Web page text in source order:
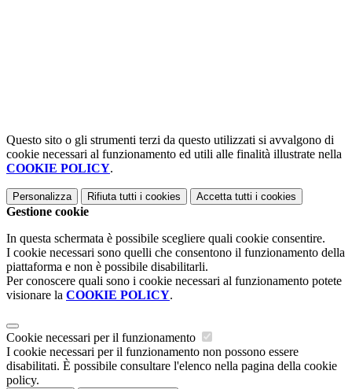
Questo sito o gli strumenti terzi da questo utilizzati si avvalgono di
cookie necessari al funzionamento ed utili alle finalità illustrate nella
COOKIE POLICY.
Personalizza Rifiuta tutti i cookies Accetta tutti i cookies
Gestione cookie
In questa schermata è possibile scegliere quali cookie consentire.
I cookie necessari sono quelli che consentono il funzionamento della
piattaforma e non è possibile disabilitarli.
Per conoscere quali sono i cookie necessari al funzionamento potete
visionare la COOKIE POLICY.
Cookie necessari per il funzionamento
I cookie necessari per il funzionamento non possono essere
disabilitati. È possibile consultare l'elenco nella pagina della cookie
policy.